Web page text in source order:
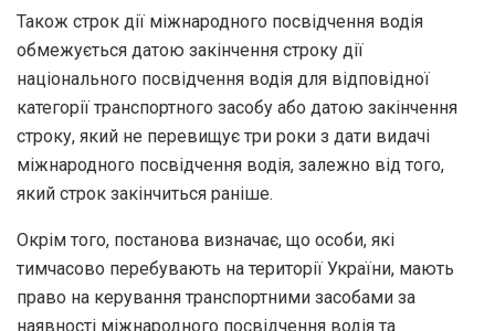
Також строк дії міжнародного посвідчення водія
обмежується датою закінчення строку дії
національного посвідчення водія для відповідної
категорії транспортного засобу або датою закінчення
строку, який не перевищує три роки з дати видачі
міжнародного посвідчення водія, залежно від того,
який строк закінчиться раніше.
Окрім того, постанова визначає, що особи, які
тимчасово перебувають на території України, мають
право на керування транспортними засобами за
наявності міжнародного посвідчення водія та